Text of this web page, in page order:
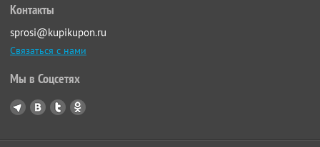
Контакты
sprosi@kupikupon.ru
Связаться с нами
Мы в Соцсетях